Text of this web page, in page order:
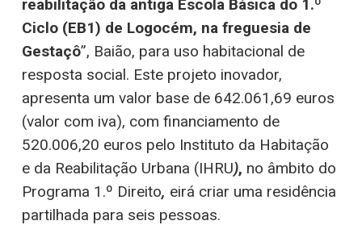
reabilitação da antiga Escola Básica do 1.º
Ciclo (EB1) de Logocém, na freguesia de
Gestaçô”, Baião, para uso habitacional de
resposta social. Este projeto inovador,
apresenta um valor base de 642.061,69 euros
(valor com iva), com financiamento de
520.006,20 euros pelo Instituto da Habitação
e da Reabilitação Urbana (IHRU), no âmbito do
Programa 1.º Direito, eirá criar uma residência
partilhada para seis pessoas.